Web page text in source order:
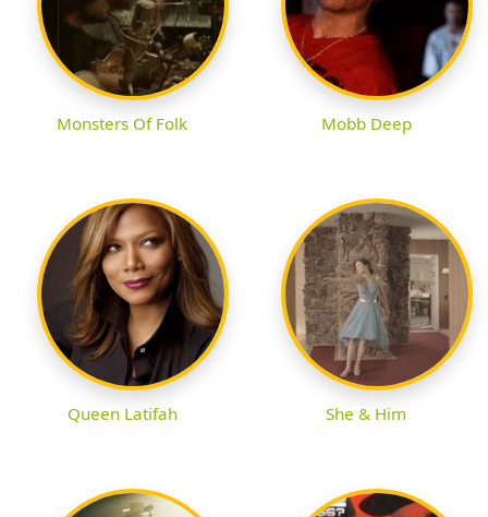
Monsters Of Folk Mobb Deep
Queen Latifah She & Him